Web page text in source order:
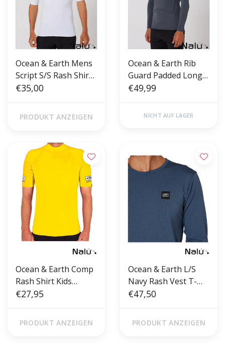
Ocean & Earth Mens
Script S/S Rash Shirt
White
€35,00
PRODUKT ANZEIGEN
Ocean & Earth Rib
Guard Padded Long
Sleeve Lycra Grey
€49,99
NICHT AUF LAGER
Ocean & Earth Comp
Rash Shirt Kids
Yellow
€27,95
PRODUKT ANZEIGEN
Ocean & Earth L/S
Navy Rash Vest T-
Shirt
€47,50
PRODUKT ANZEIGEN